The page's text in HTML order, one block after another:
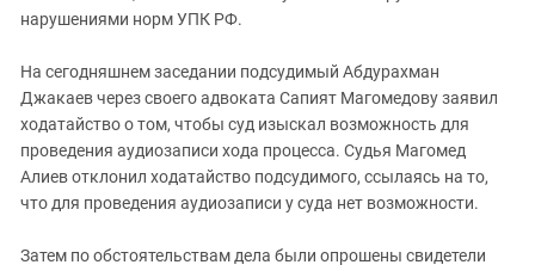
нарушениями норм УПК РФ.
На сегодняшнем заседании подсудимый Абдурахман
Джакаев через своего адвоката Сапият Магомедову заявил
ходатайство о том, чтобы суд изыскал возможность для
проведения аудиозаписи хода процесса. Судья Магомед
Алиев отклонил ходатайство подсудимого, ссылаясь на то,
что для проведения аудиозаписи у суда нет возможности.
Затем по обстоятельствам дела были опрошены свидетели